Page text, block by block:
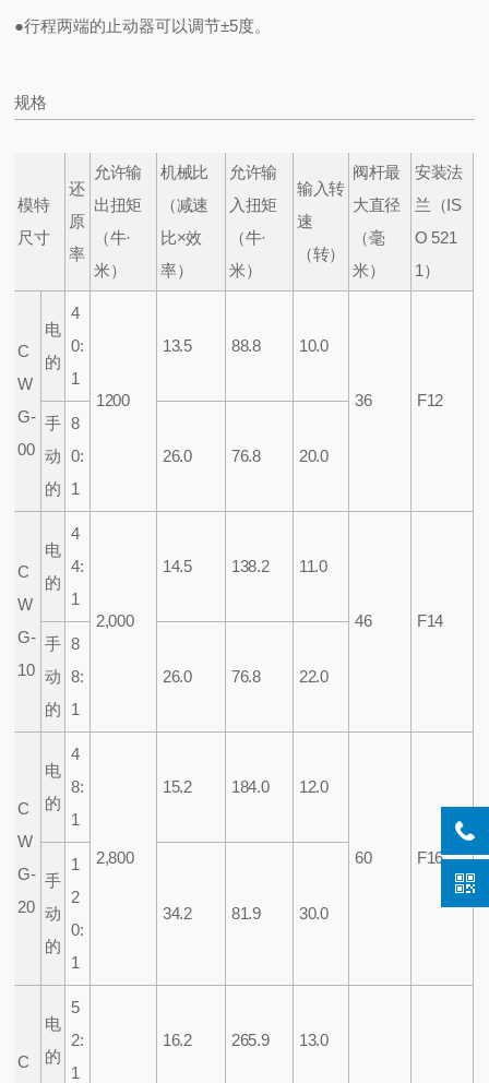
●行程两端的止动器可以调节±5度。
规格
模特
尺寸
还
原
率
允许输
出扭矩
（牛·
米）
机械比
（减速
比×效
率）
允许输
入扭矩
（牛·
米）
输入转
速
（转）
阀杆最
大直径
（毫
米）
安装法
兰 （IS
O 521
1）
C
W
G-
00
电
的
4
0:
1
1200
13.5 88.8 10.0
36
F12
手
动
的
8
0:
1
26.0 76.8 20.0
C
W
G-
10
电
的
4
4:
1
2,000
14.5 138.2 11.0
46
F14
手
动
的
8
8:
1
26.0 76.8 22.0
C
W
G-
20
电
的
4
8:
1
2,800
15.2 184.0 12.0
60
F16
手
动
的
1
2
0:
1
34.2 81.9 30.0
C
电
的
5
2:
1
16.2 265.9 13.0